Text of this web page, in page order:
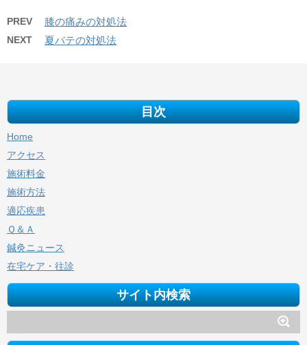
PREV 膝の痛みの対処法
NEXT 夏バテの対処法
目次
Home
アクセス
施術料金
施術方法
適応疾患
Ｑ＆Ａ
鍼灸ニュース
在宅ケア・往診
サイト内検索